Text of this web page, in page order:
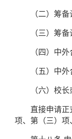
（二）筹备
（三）筹备设
（四）中外合
（五）中外合
（六）校长或
直接申请正式
项、第（三）项